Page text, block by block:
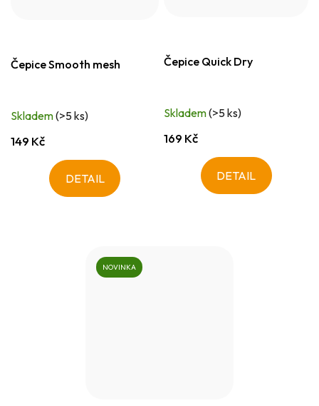
Čepice Smooth mesh
Skladem(>5 ks)
149 Kč
DETAIL
Čepice Quick Dry
Skladem(>5 ks)
169 Kč
DETAIL
NOVINKA